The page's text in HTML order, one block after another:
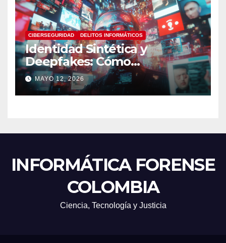
CIBERSEGURIDAD DELITOS INFORMÁTICOS
Identidad Sintética y
Deepfakes: Cómo
Detectarlos y Qué
Herramientas Utilizar en
Investigaciones Digitales
MAYO 12, 2026
INFORMÁTICA FORENSE
COLOMBIA
Ciencia, Tecnología y Justicia